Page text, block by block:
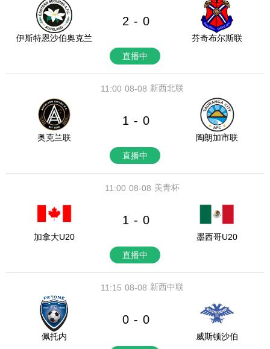
伊斯特恩沙伯奥克兰
2 - 0
芬奇布尔斯联
直播中
08-08
11:00 新西北联
奥克兰联
1 - 0
陶朗加市联
直播中
08-08
11:00 美青杯
加拿大U20
1 - 0
墨西哥U20
直播中
08-08
11:15 新西中联
佩托内
0 - 0
威斯顿沙伯